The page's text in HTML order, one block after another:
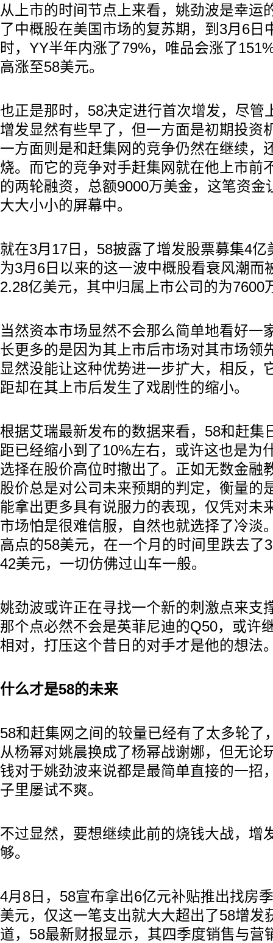
从上市的时间节点上来看，姚劲波是幸运
了中概股在美国市场的复苏期，到3月6日
时，YY半年内涨了79%，唯品会涨了
高涨至58美元。
也正是那时，58决定进行首次增发，尽管
增发显然有些早了，但一方面是初期投资
一方面则是和赶集网的竞争仍然在继续，
烧。而它的竞争对手赶集网就在他上市前
的两轮融资，总额9000万美金，这笔资金
大大小小的屏幕中。
就在3月17日，58披露了增发股票募集4
为3月6日以来的这一波中概股看衰风潮而
2.28亿美元，其中归属上市公司的为7600
当然资本市场显然不会那么简单地看好一
长更多的是因为其上市后市场对其市场领
显然没能让这种优势进一步扩大，相反，
距却在其上市后发生了戏剧性的缩小。
根据艾瑞最新发布的数据来看，58和赶集
距已经缩小到了10%左右，或许这也是为
选择在股价高位时撤出了。正如无数金融
股价总是对公司未来预期的判定，衡量的
能拿出更多具有说服力的表现，仅凭对未
市场怕是很难信服，自然也就选择了冷淡
高点的58美元，在一个月的时间里跌去了
42美元，一切仿佛过山车一般。
姚劲波或许正在寻找一个新的刺激点来支
那个点必然不会是英菲尼迪的Q50，或许
相对，打压这个昔日的对手才是他的想法
什么才是58的未来
58和赶集网之间的较量已经有了太多轮了
从杨幂对姚晨换成了杨幂战谢娜，但无论
钱对于姚劲波来说都是最简单直接的一招
子里屡试不爽。
不过显然，要想继续此前的烧钱大战，增
够。
4月8日，58宣布拿出6亿元补贴推出找房
美元，仅这一笔支出就大大超出了58增发
道，58最新财报显示，其四季度销售与营